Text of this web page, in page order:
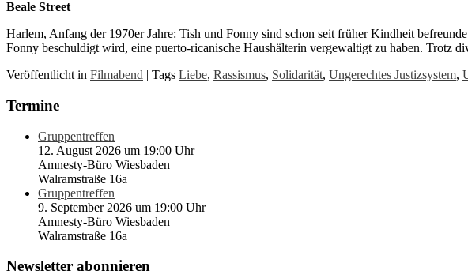
Beale Street
Harlem, Anfang der 1970er Jahre: Tish und Fonny sind schon seit früher Kindheit
Fonny beschuldigt wird, eine puerto-ricanische Haushälterin vergewaltigt zu haben. Trotz
Veröffentlicht in Filmabend | Tags Liebe, Rassismus, Solidarität, Ungerechtes Justizsystem,
Termine
Gruppentreffen
12. August 2026 um 19:00 Uhr
Amnesty-Büro Wiesbaden
Walramstraße 16a
Gruppentreffen
9. September 2026 um 19:00 Uhr
Amnesty-Büro Wiesbaden
Walramstraße 16a
Newsletter abonnieren